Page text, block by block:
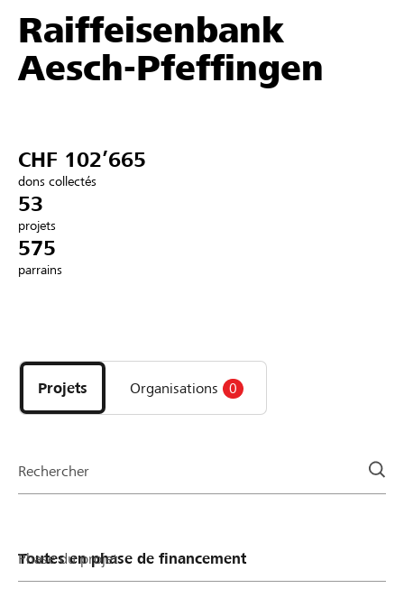
Parrainer
Soutien & assistance
Se connecter
DE FR IT
Raiffeisenbank
Aesch-Pfeffingen
CHF 102’665
dons collectés
53
projets
575
parrains
les
projets
et
la
Projets Organisations 0
Rechercher
Phase du projet